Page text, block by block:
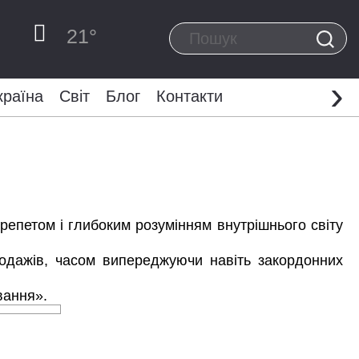
21°
Світ Блог Контакти ›
і глибоким розумінням внутрішнього світу
часом випереджуючи навіть закордонних